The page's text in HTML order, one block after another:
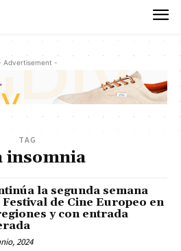
Advertisement -
TAG
insomnia
la segunda semana
Festival de Cine Europeo en
y con entrada
2024